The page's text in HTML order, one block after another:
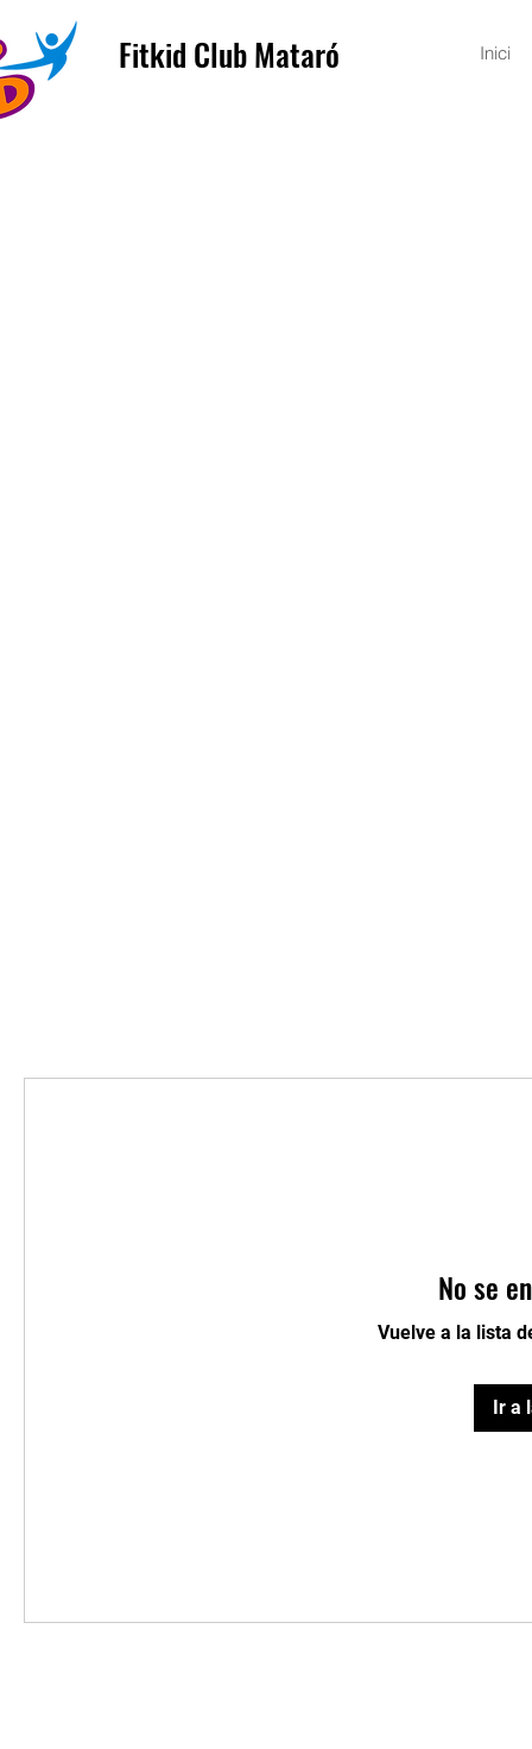
Inici
Fitkid Club Mataró
No se
Vuelve a la lista
Ir a